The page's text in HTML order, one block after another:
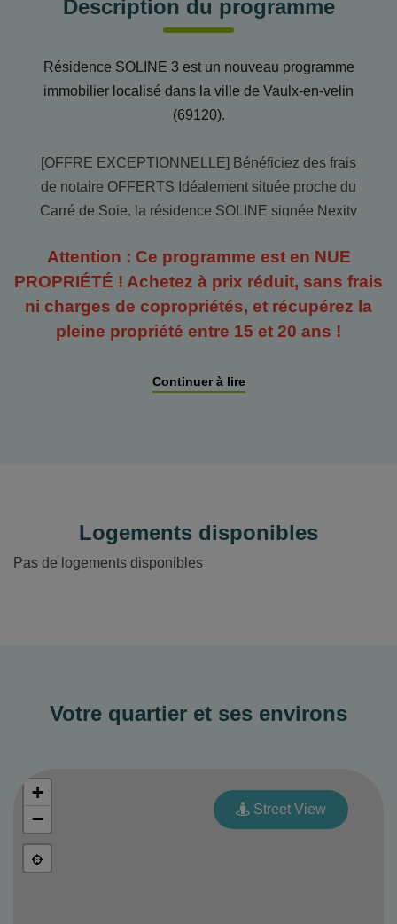
Description du programme
Résidence SOLINE 3 est un nouveau programme
immobilier localisé dans la ville de Vaulx-en-velin
(69120).
[OFFRE EXCEPTIONNELLE] Bénéficiez des frais
de notaire OFFERTS Idéalement située proche du
Carré de Soie, la résidence SOLINE signée Nexity
lumineux, de 3 et 4 pièces, conçus pour votre confort.
Profitez d'un cadre de vie exceptionnel avec de
beaux espaces verts paysagers, véritable havre de
paix en ville. Chaque logement peut disposer d'une
praticité et sérénité au quotidien. A deux pas des
opportunité unique de conjuguer bien-être et qualité
de vie dans un environnement dynamique et
agréable !
Attention : Ce programme est en NUE
PROPRIÉTÉ ! Achetez à prix réduit, sans frais
ni charges de copropriétés, et récupérez la
pleine propriété entre 15 et 20 ans !
Continuer à lire
Logements disponibles
Pas de logements disponibles
Votre quartier et ses environs
+
−
Street View